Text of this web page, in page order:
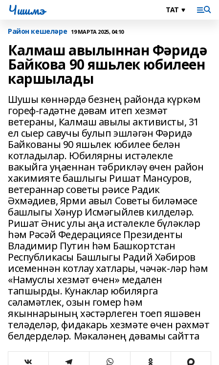
Чишмэ
Район кешеләре 19 МАРТА 2025, 04:10
Калмаш авылыннан Фәридә
Байкова 90 яшьлек юбилеен
каршылады
Шушы көннәрдә безнең районда күркәм
гореф-гадәтне дәвам итеп хезмәт
ветераны, Калмаш авылы активисты, 31
ел сыер савучы булып эшләгән Фәридә
Байкованы 90 яшьлек юбилее белән
котладылар. Юбилярны истәлекле
вакыйга уңаеннан тәбрикләү өчен район
хакимияте башлыгы Ришат Мансуров,
ветераннар советы рәисе Радик
Әхмәдиев, Ярми авыл Советы биләмәсе
башлыгы Хәнур Исмәгыйлев килделәр.
Ришат Әнис улы аңа истәлекле бүләкләр
һәм Рәсәй Федерациясе Президенты
Владимир Путин һәм Башкортстан
Республикасы Башлыгы Радий Хәбиров
исеменнән котлау хатлары, чәчәк-ләр һәм
«Намуслы хезмәт өчен» медален
тапшырды. Кунаклар юбилярга
сәламәтлек, озын гомер һәм
якыннарының хәстәрлеген тоеп яшәвен
теләделәр, фидакарь хезмәте өчен рәхмәт
белдерделәр. Мәкаләнең дәвамы сайтта